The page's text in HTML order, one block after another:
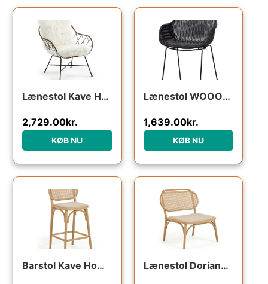
Lænestol Kave Home Claren hvid/natur metal med rattan og aftageligt hvidt betræk vintage kolonial stil
2,729.00kr.
KØB NU
Lænestol WOOOD Willow – sort kunstig rattan & metal, H83xB56xL57 cm
1,639.00kr.
KØB NU
Barstol Kave Home Doriane i massivt egetræ og håndvævet rattan med vandafvisende linnedpolstring naturfarvet rustik stil Lænestol Doriane fra Kave Home – bæredygtig hvilestol i massivt egetræ og håndvævet rattan, naturfarvet